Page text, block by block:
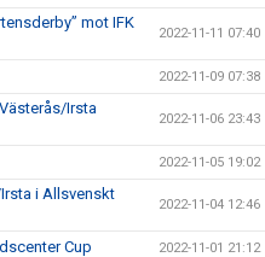
mot IFK
2022-11-11 07:40
2022-11-09 07:38
Irsta
2022-11-06 23:43
2022-11-05 19:02
i Allsvenskt
2022-11-04 12:46
Cup 2022-11-01 21:12